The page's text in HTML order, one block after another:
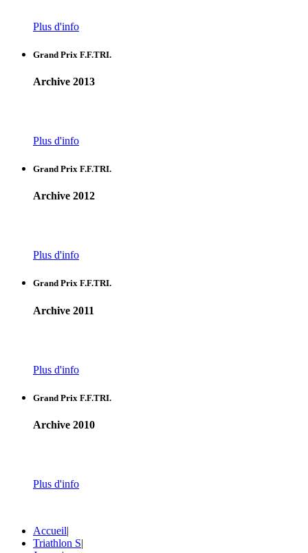
Plus d'info
Grand Prix F.F.TRI.
Archive 2013
Plus d'info
Grand Prix F.F.TRI.
Archive 2012
Plus d'info
Grand Prix F.F.TRI.
Archive 2011
Plus d'info
Grand Prix F.F.TRI.
Archive 2010
Plus d'info
Accueil|
Triathlon S|